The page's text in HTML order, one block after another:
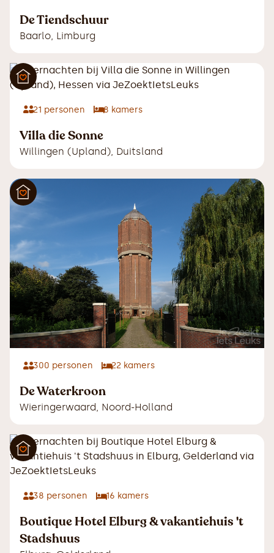
De Tiendschuur
Baarlo, Limburg
21 personen 8 kamers
Villa die Sonne
Willingen (Upland), Duitsland
300 personen 22 kamers
De Waterkroon
Wieringerwaard, Noord-Holland
38 personen 16 kamers
Boutique Hotel Elburg & vakantiehuis 't
Stadshuus